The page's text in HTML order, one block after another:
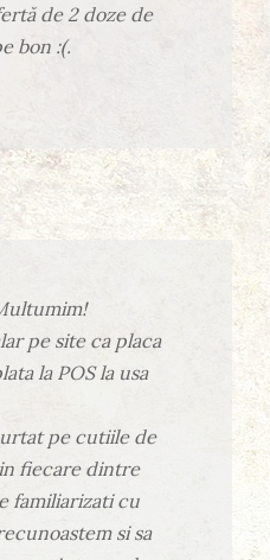
de 2 doze de
bon :(.
pe site ca placa
la POS la usa
pe cutiile de
fiecare dintre
familiarizati cu
si sa